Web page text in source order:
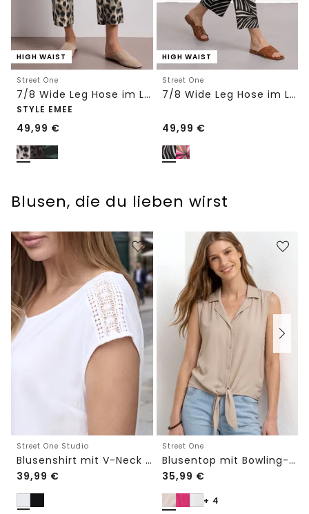
HIGH WAIST
Street One
7/8 Wide Leg Hose im Loose Fit mit Print
STYLE EMEE
49,99 €
HIGH WAIST
Street One
7/8 Wide Leg Hose im Loose Fit
49,99 €
Blusen, die du lieben wirst
Street One Studio
Blusenshirt mit V-Neck und Spitze
39,99 €
Street One
Blusentop mit Bowling-Kragen und Knoten
35,99 €
+ 4